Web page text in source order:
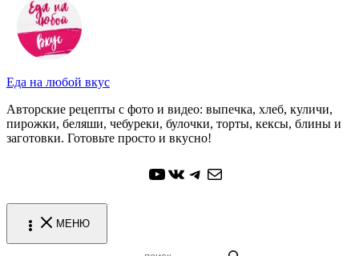
Еда на любой вкус
Авторские рецепты с фото и видео: выпечка, хлеб, куличи,
пирожки, беляши, чебуреки, булочки, торты, кексы, блины и
заготовки. Готовьте просто и вкусно!
YouTube
ВКонтакте
Telegram
Почта
МЕНЮ